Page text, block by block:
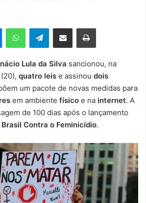
e
m
e
-
m
a
l
Telegram
Lula da Silva sancionou, na
quatro leis e assinou dois
um pacote de novas medidas para
em ambiente físico e na internet. A
de 100 dias após o lançamento
Contra o Feminicídio.